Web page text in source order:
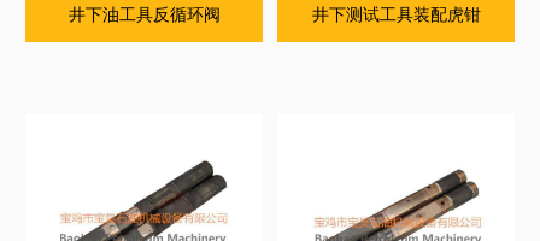
井下油工具反循环阀 井下测试工具装配虎钳